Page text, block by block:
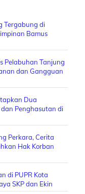
Tergabung di
Bamus
Pelabuhan Tanjung
dan Gangguan
Dua
Penghasutan di
Perkara, Cerita
Hak Korban
di PUPR Kota
SKP dan Ekin